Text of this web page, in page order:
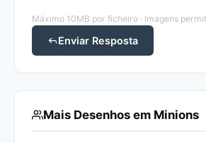
Máximo 10MB por ficheiro · Imagens
Enviar Resposta
Mais Desenhos em Minions